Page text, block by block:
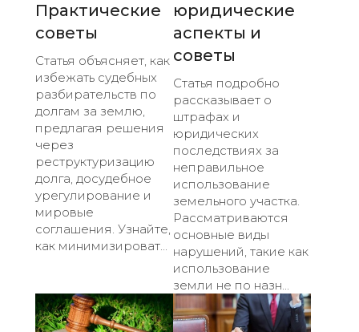
Практические
советы
Статья объясняет, как
избежать судебных
разбирательств по
долгам за землю,
предлагая решения
через
реструктуризацию
долга, досудебное
урегулирование и
мировые
соглашения. Узнайте,
как минимизироват...
юридические
аспекты и
советы
Статья подробно
рассказывает о
штрафах и
юридических
последствиях за
неправильное
использование
земельного участка.
Рассматриваются
основные виды
нарушений, такие как
использование
земли не по назн...